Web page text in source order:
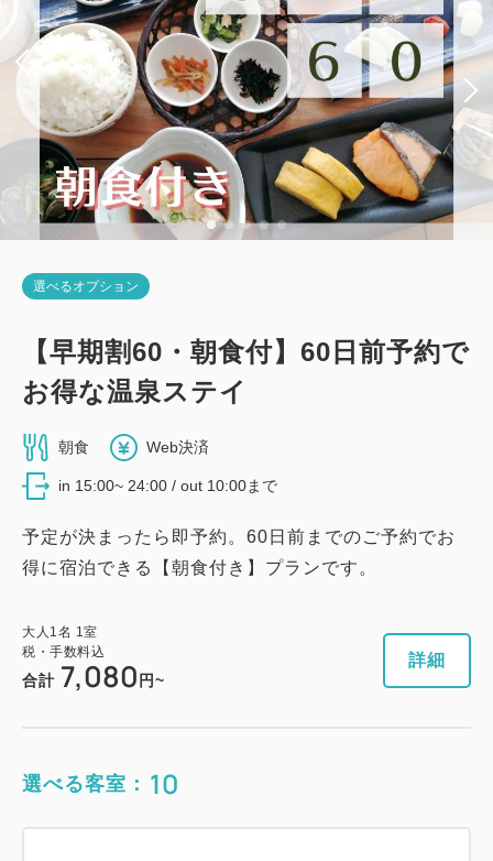
選べるオプション
【早期割60・朝食付】60日前予約で
お得な温泉ステイ
朝食 Web決済
in 15:00~ 24:00 / out 10:00まで
予定が決まったら即予約。60日前までのご予約でお
得に宿泊できる【朝食付き】プランです。
大人 1名 1室
税・手数料込
合計 7,080 円~
詳細
選べる客室： 10